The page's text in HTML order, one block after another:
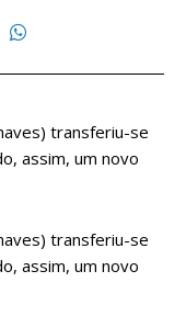
transferiu-se
assim, um novo
transferiu-se
assim, um novo